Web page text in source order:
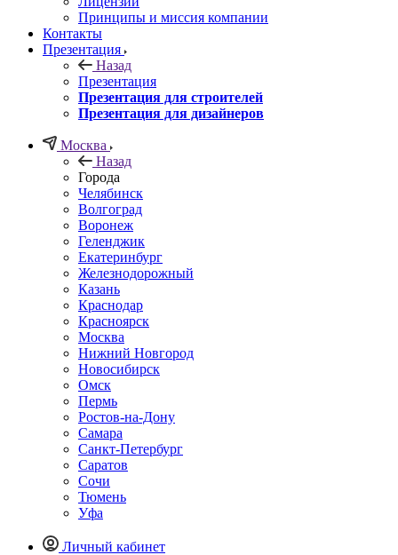
Принципы и миссия компании
Контакты
Презентация
Назад
Презентация
Презентация для строителей
Презентация для дизайнеров
Москва
Назад
Города
Челябинск
Волгоград
Воронеж
Геленджик
Екатеринбург
Железнодорожный
Казань
Краснодар
Красноярск
Москва
Нижний Новгород
Новосибирск
Омск
Пермь
Ростов-на-Дону
Самара
Санкт-Петербург
Саратов
Сочи
Тюмень
Уфа
Личный кабинет